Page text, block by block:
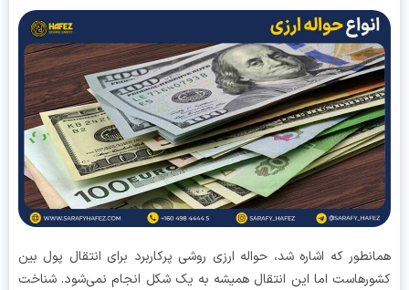
که اشاره شد، حواله ارزی روشی پرکاربرد برای انتقال پول بین
اما این انتقال همیشه به یک شکل انجام نمی‌شود. شناخت